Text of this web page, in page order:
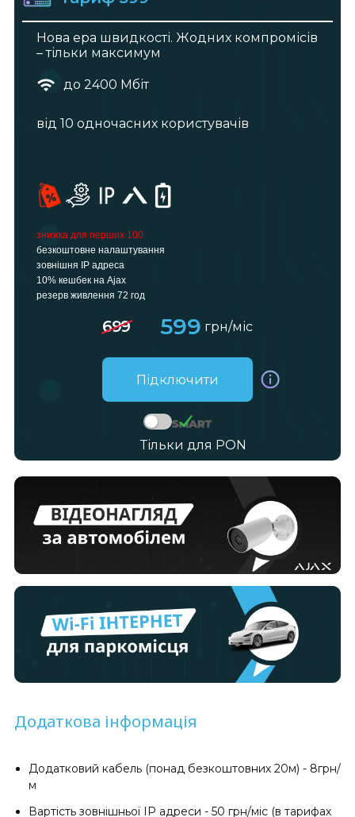
Нова ера швидкості. Жодних компромісів
– тільки максимум
до 2400 Мбіт
від 10 одночасних користувачів
знижка для перших 100
безкоштовне налаштування
зовнішня IP адреса
10% кешбек на Ajax
резерв живлення 72 год
699 599 грн/міс
Підключити
Тільки для PON
Додаткова інформація
Додатковий кабель (понад безкоштовних 20м) - 8грн/
м
Вартість зовнішньої ІР адреси - 50 грн/міс (в тарифах